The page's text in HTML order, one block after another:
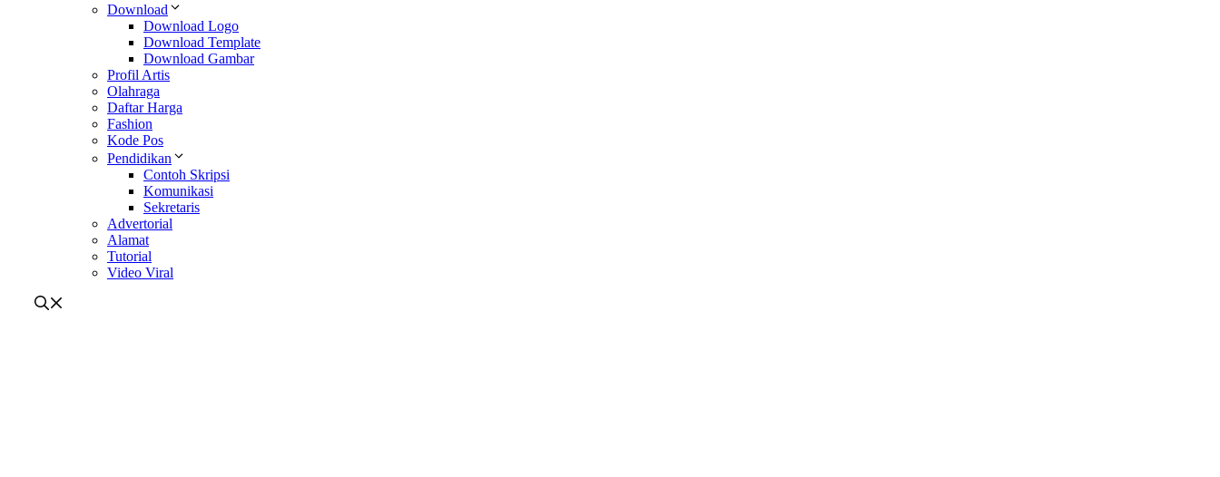
Download
Download Logo
Download Template
Download Gambar
Profil Artis
Olahraga
Daftar Harga
Fashion
Kode Pos
Pendidikan
Contoh Skripsi
Komunikasi
Sekretaris
Advertorial
Alamat
Tutorial
Video Viral